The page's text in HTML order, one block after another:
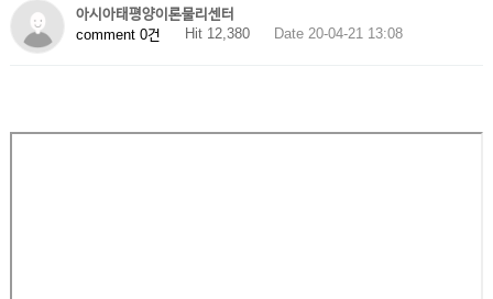
아시아태평양이론물리센터
comment 0건
Hit 12,380 Date 20-04-21 13:08